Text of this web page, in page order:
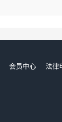
会员中心
法律